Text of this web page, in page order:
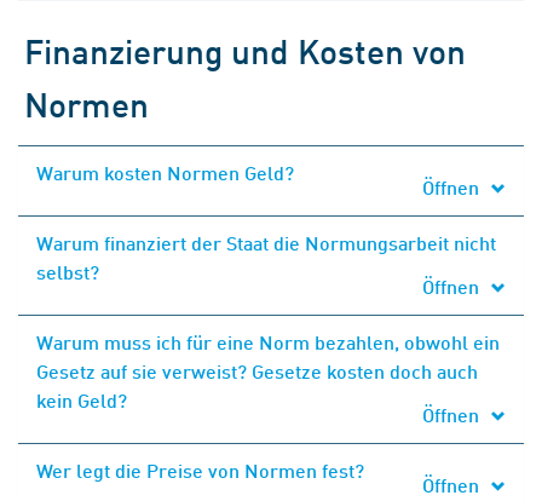
Finanzierung und Kosten von
Normen
Warum kosten Normen Geld?
Öffnen
Warum finanziert der Staat die Normungsarbeit nicht
selbst?
Öffnen
Warum muss ich für eine Norm bezahlen, obwohl ein
Gesetz auf sie verweist? Gesetze kosten doch auch
kein Geld?
Öffnen
Wer legt die Preise von Normen fest?
Öffnen